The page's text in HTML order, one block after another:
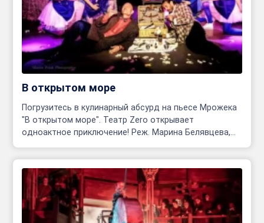
В открытом море
Погрузитесь в кулинарный абсурд на пьесе Мрожека
"В открытом море". Театр Zero открывает
одноактное приключение! Реж. Марина Белявцева,